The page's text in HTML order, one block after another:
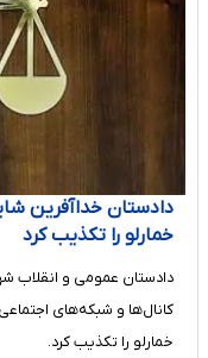
دادستان خداآفرین
خمارلو را تکذیب کرد
دادستان عمومی و انقلاب
کانال‌ها و شبکه‌های
خمارلو را تکذیب کرد.